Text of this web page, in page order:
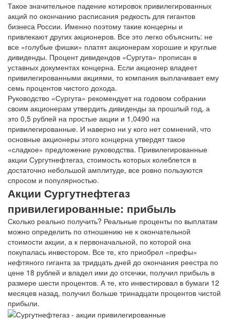
Такое значительное падение котировок привилегированных
акций по окончанию расписания редкость для гигантов
бизнеса России. Именно поэтому такие концерны и
привлекают других акционеров. Все это легко объяснить: не
все «голубые фишки» платят акционерам хорошие и круглые
дивиденды. Процент дивидендов «Сургута» прописан в
уставных документах концерна. Если акционер владеет
привилегированными акциями, то компания выплачивает ему
семь процентов чистого дохода.
Руководство «Сургута» рекомендует на годовом собрании
своим акционерам утвердить дивиденды за прошлый год, а
это 0,5 рублей на простые акции и 1,0490 на
привилегированные. И наверно ни у кого нет сомнений, что
основные акционеры этого концерна утвердят такое
«сладкое» предложение руководства. Привилегированные
акции Сургутнефтегаз, стоимость которых колеблется в
достаточно небольшой амплитуде, все ровно пользуются
спросом и популярностью.
Акции Сургутнефтегаз
привилегированные: прибыль
Сколько реально получить? Реальные проценты по выплатам
можно определить по отношению не к окончательной
стоимости акции, а к первоначальной, по которой она
покупалась инвестором. Все те, кто приобрел «префы»
нефтяного гиганта за тридцать дней до окончания реестра по
цене 18 рублей и владел ими до отсечки, получил прибыль в
размере шести процентов. А те, кто инвестировал в бумаги 12
месяцев назад, получил больше тринадцати процентов чистой
прибыли.